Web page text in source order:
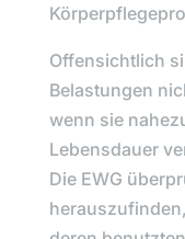
Offensichtlich
Belastungen
wenn sie
Lebensdauer
Die EWG